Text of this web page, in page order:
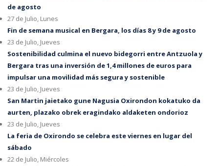
de agosto
27 de Julio, Lunes
Fin de semana musical en Bergara, los días 8 y 9 de agosto
23 de Julio, Jueves
Sostenibilidad culmina el nuevo bidegorri entre Antzuola y
Bergara tras una inversión de 1,4 millones de euros para
impulsar una movilidad más segura y sostenible
23 de Julio, Jueves
San Martin jaietako gune Nagusia Oxirondon kokatuko da
aurten, plazako obrek eragindako aldaketen ondorioz
23 de Julio, Jueves
La feria de Oxirondo se celebra este viernes en lugar del
sábado
22 de Julio, Miércoles